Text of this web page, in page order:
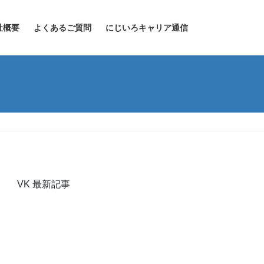
概要 よくあるご質問 にじいろキャリア通信
VK 最新記事